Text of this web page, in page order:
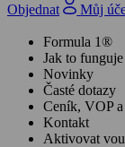
Objednat
Můj
Formula 1®
Jak to funguje
Novinky
Časté dotazy
Ceník, VOP
Kontakt
Aktivovat